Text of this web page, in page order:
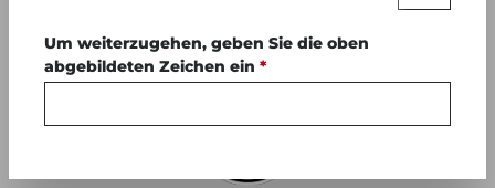
UNSERE WEINE
ÜBERZEUGEN
Um weiterzugehen, geben Sie die oben
abgebildeten Zeichen ein *